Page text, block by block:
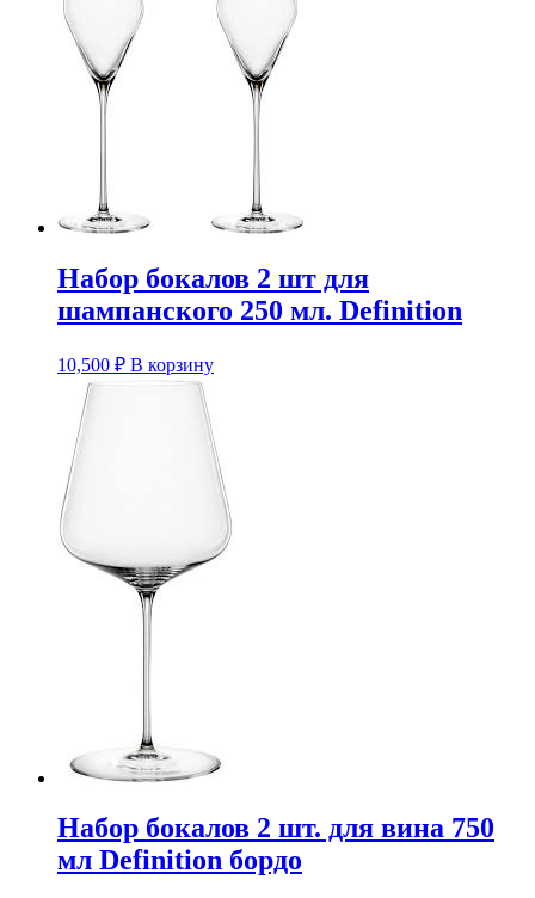
Набор бокалов 2 шт для
шампанского 250 мл. Definition
10,500 ₽ В корзину
Набор бокалов 2 шт. для вина 750
мл Definition бордо